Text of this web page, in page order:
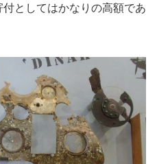
としてはかなりの高額であ